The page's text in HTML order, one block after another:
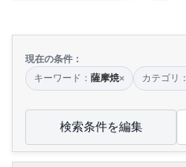
現在の条件：
キーワード： 薩摩焼× カテゴリ：
検索条件を編集